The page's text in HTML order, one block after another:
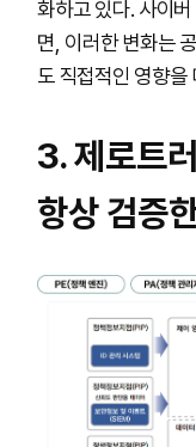
화하고 있다. 사이
면, 이러한 변화는
도 직접적인 영향을
3. 제로트
항상 검증